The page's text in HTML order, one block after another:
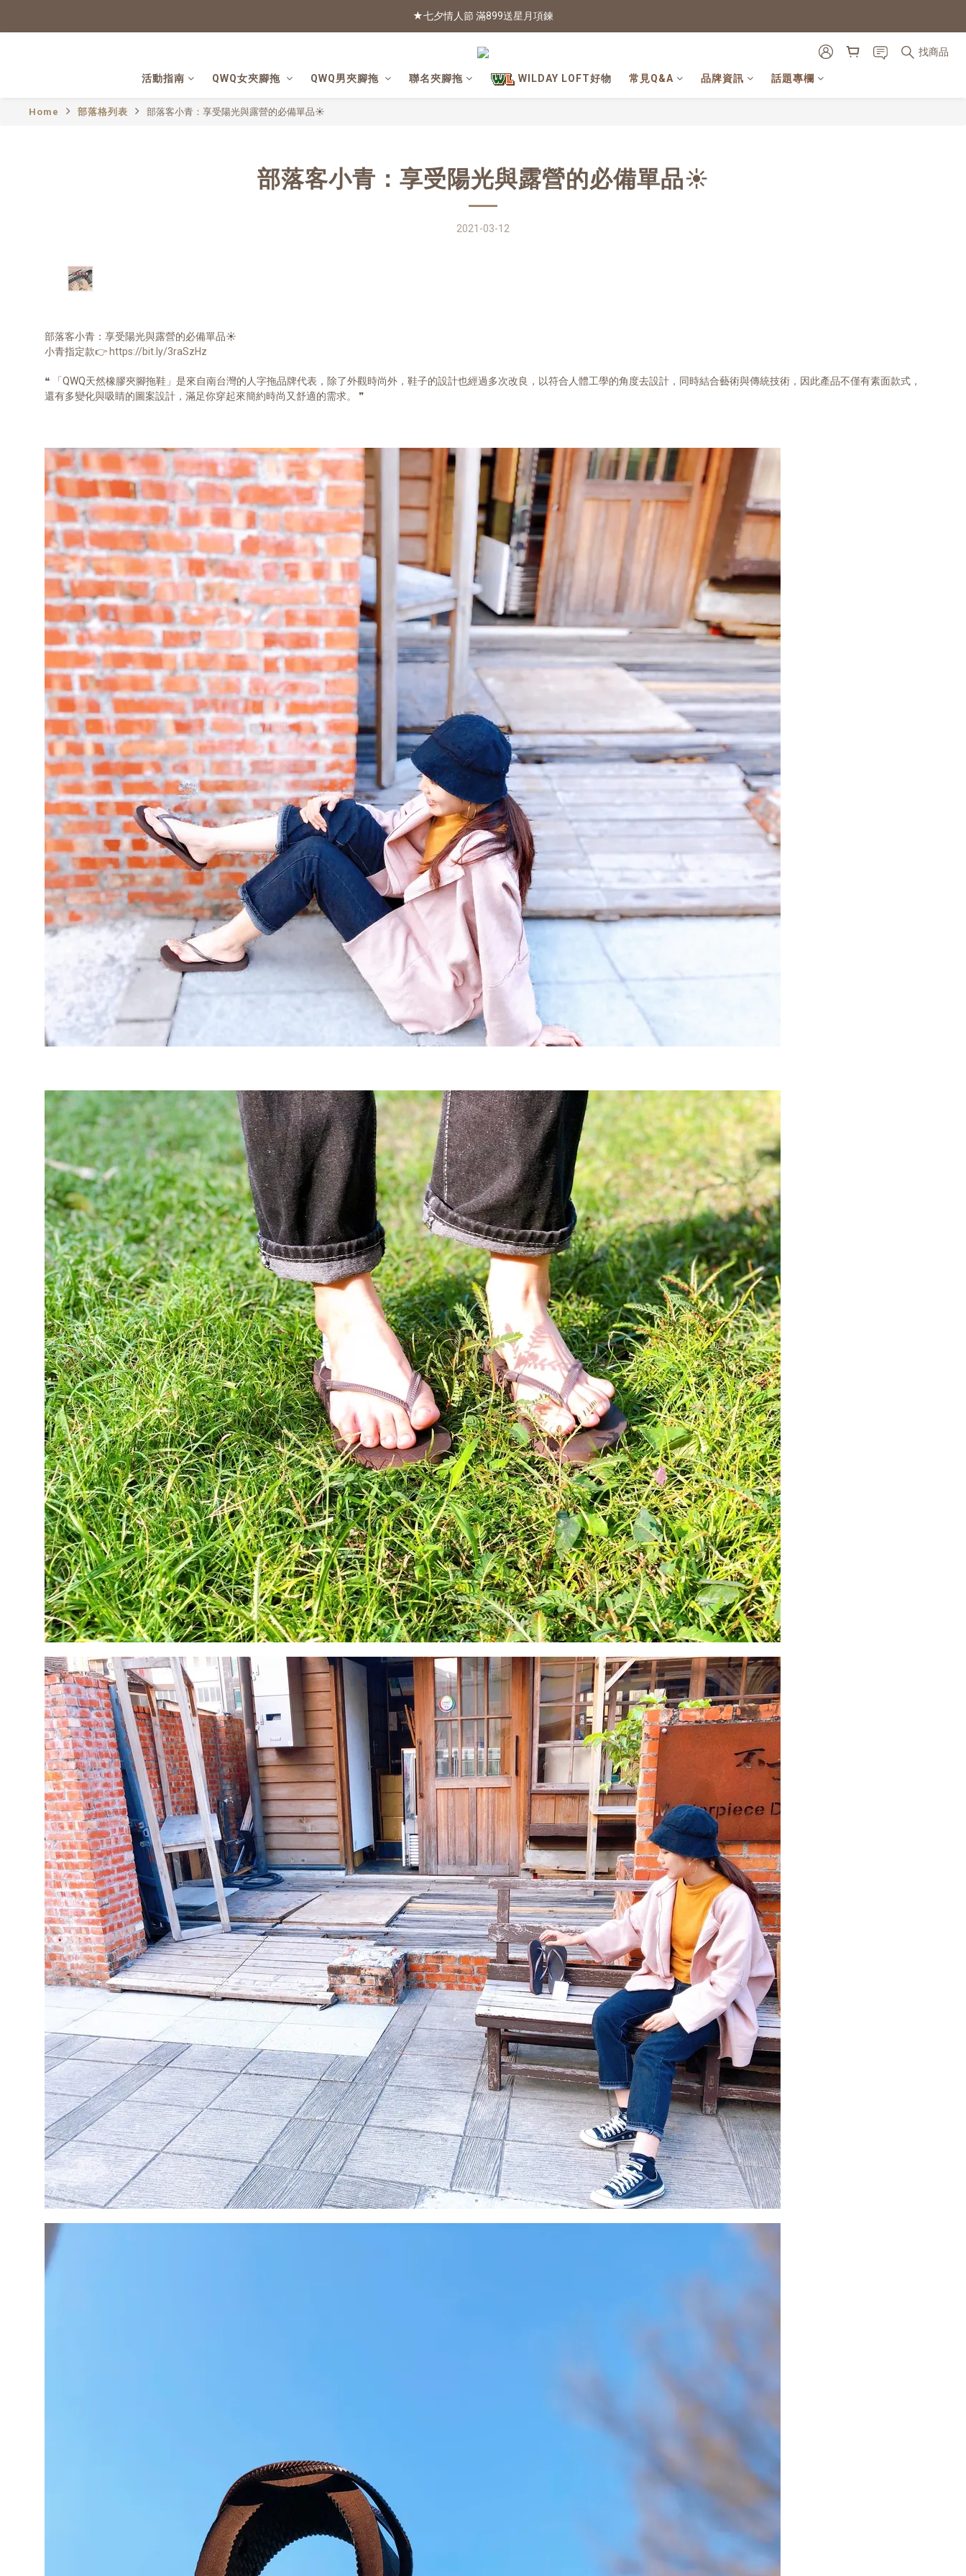
2026新色上市 | 快看
2026新色上市 | 快看
找出自己的風格 | 聯名款
★七夕情人節 滿899送星月項鍊
找商品
活動指南 QWQ女夾腳拖 QWQ男夾腳拖 聯名夾腳拖 WILDAY LOFT好物 常見Q&A 品牌資訊 話題專欄
Home 部落格列表 部落客小青：享受陽光與露營的必備單品☀
部落客小青：享受陽光與露營的必備單品☀
2021-03-12
部落客小青：享受陽光與露營的必備單品☀
小青指定款👉 https://bit.ly/3raSzHz
❝ 「QWQ天然橡膠夾腳拖鞋」是來自南台灣的人字拖品牌代表，除了外觀時尚外，鞋子的設計也經過多次改良，以符合人體工學的角度去設計，同時結合藝術與傳統技術，因此產品不僅有素面款式，
還有多變化與吸睛的圖案設計，滿足你穿起來簡約時尚又舒適的需求。 ❞